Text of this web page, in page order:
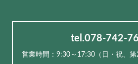
tel.078-742-
営業時間：9:30～17:30（⽇・祝、第